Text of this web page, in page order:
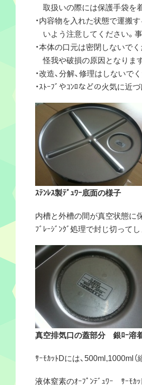
取扱いの際には保護手袋を
・内容物を入れた状態で運搬
いよう注意してください。
・本体の口元は密閉しないで
怪我や破損の原因となりま
・改造、分解、修理はしないで
・ｽﾄｰﾌﾞやｺﾝﾛなどの火気に近
ｽﾃﾝﾚｽ製ﾃﾞｭﾜｰ底面の様子
内槽と外槽の間が真空状態に
ﾌﾞﾚｰｼﾞﾝｸﾞ処理で封じ切って
真空排気口の蓋部分 銀ﾛｰ溶
ｻｰﾓｶｯﾄDには、500ml,1000ml
液体窒素のｵｰﾌﾟﾝﾃﾞｭﾜｰ ｻｰﾓ